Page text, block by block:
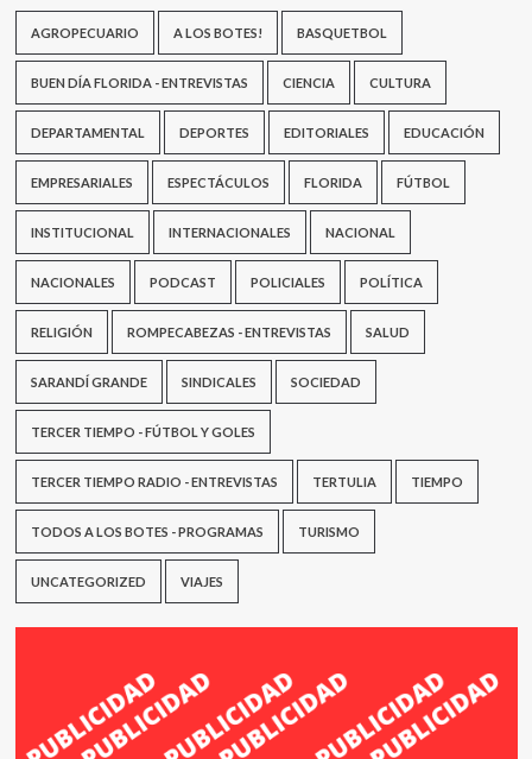
AGROPECUARIO A LOS BOTES! BASQUETBOL
BUEN DÍA FLORIDA - ENTREVISTAS CIENCIA CULTURA
DEPARTAMENTAL DEPORTES EDITORIALES EDUCACIÓN
EMPRESARIALES ESPECTÁCULOS FLORIDA FÚTBOL
INSTITUCIONAL INTERNACIONALES NACIONAL
NACIONALES PODCAST POLICIALES POLÍTICA
RELIGIÓN ROMPECABEZAS - ENTREVISTAS SALUD
SARANDÍ GRANDE SINDICALES SOCIEDAD
TERCER TIEMPO - FÚTBOL Y GOLES
TERCER TIEMPO RADIO - ENTREVISTAS TERTULIA TIEMPO
TODOS A LOS BOTES - PROGRAMAS TURISMO
UNCATEGORIZED VIAJES